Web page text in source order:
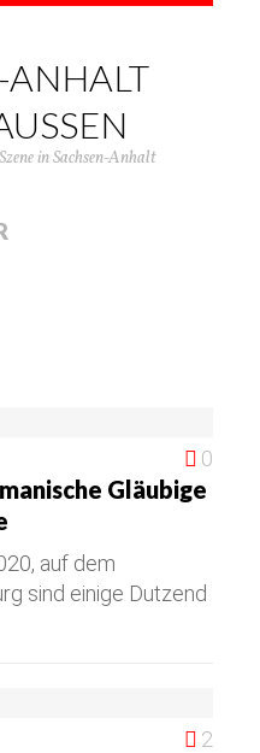
ANHALT
in Sachsen-Anhalt
0
Gläubige
auf dem
sind einige Dutzend
2